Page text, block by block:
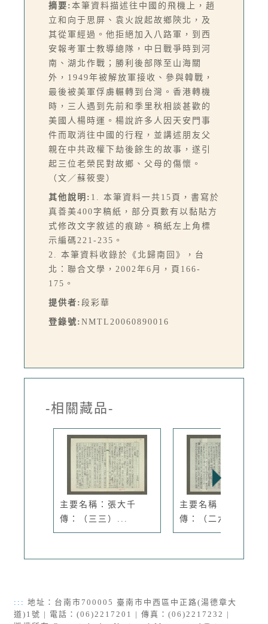
摘要: 本筆資料描述往中國的飛機上，趙
立和向于思屏、袁火說起故鄉陝北，及
其從軍經過。他拒絕加入八路軍，到西
安報考軍士教導總隊，中日戰爭時到河
南、湖北作戰；勝利後部隊至山海關
外，1949年被解放軍接收、參與韓戰，
最後被美軍俘虜輾轉到台灣。香港轉機
時，三人遇到先前和季里秋相談甚歡的
美國人楊時運。楊說許多人因天安門事
件而取消往中國的行程，並講述朋友父
親在中共政權下劫後餘生的故事，遂引
起三位老榮民對故鄉、父母的傷懷。
（文／蘇筱雯）
其他說明: 1. 本筆資料一共15頁，書寫於
真善美400字稿紙，部分頁數有以黏貼方
式修改文字敘述的痕跡。稿紙左上角標
示編碼221-235。
2. 本筆資料收錄於《北歸南回》，台
北：聯合文學，2002年6月，頁166-
175。
提供者: 段彩華
登錄號: NMTL20060890016
-相關藏品-
主要名稱：張大千
傳：（三三）...
主要名稱：張大千
傳：（二六）...
::: 地址：台南市700005 臺南市中西區中正路(湯德章大
道)1號 | 電話：(06)2217201 | 傳真：(06)2217232 |